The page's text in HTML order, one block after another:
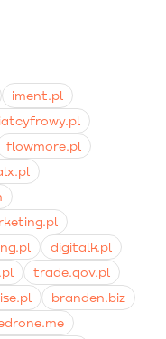
obsługa procesów
od 3 000 do 5
zgód na
iment.pl
flowmore.pl
digitalk.pl
trade.gov.pl
branden.biz